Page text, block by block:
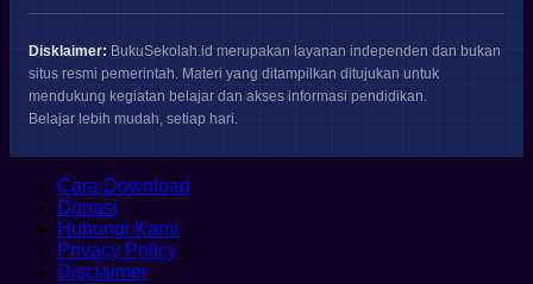
Disklaimer: BukuSekolah.id merupakan layanan independen dan bukan
situs resmi pemerintah. Materi yang ditampilkan ditujukan untuk
mendukung kegiatan belajar dan akses informasi pendidikan.
Belajar lebih mudah, setiap hari.
Cara Download
Donasi
Hubungi Kami
Privacy Policy
Disclaimer